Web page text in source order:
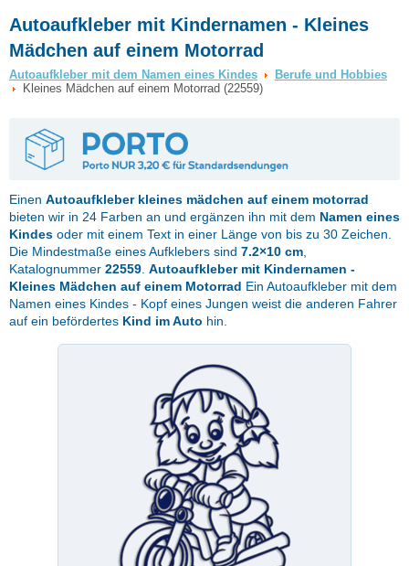
Autoaufkleber mit Kindernamen - Kleines
Mädchen auf einem Motorrad
Autoaufkleber mit dem Namen eines Kindes
Berufe und Hobbies
Kleines Mädchen auf einem Motorrad (22559)
Einen Autoaufkleber kleines mädchen auf einem motorrad
bieten wir in 24 Farben an und ergänzen ihn mit dem Namen eines
Kindes oder mit einem Text in einer Länge von bis zu 30 Zeichen.
Die Mindestmaße eines Aufklebers sind 7.2×10 cm
Katalognummer 22559 Autoaufkleber mit Kindernamen -
Kleines Mädchen auf einem Motorrad Ein Autoaufkleber mit dem
Namen eines Kindes - Kopf eines Jungen weist die anderen Fahrer
auf ein befördertes Kind im Auto hin.